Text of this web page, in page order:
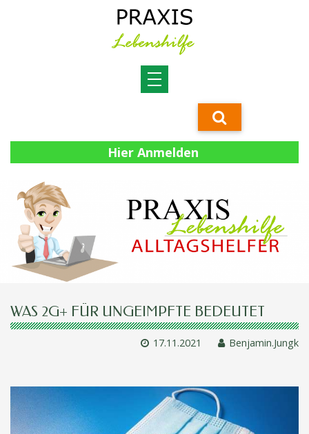
Hier Anmelden
WAS 2G+ FÜR UNGEIMPFTE BEDEUTET
17.11.2021 Benjamin.Jungk